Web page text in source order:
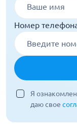
Номер
Я
даю свое